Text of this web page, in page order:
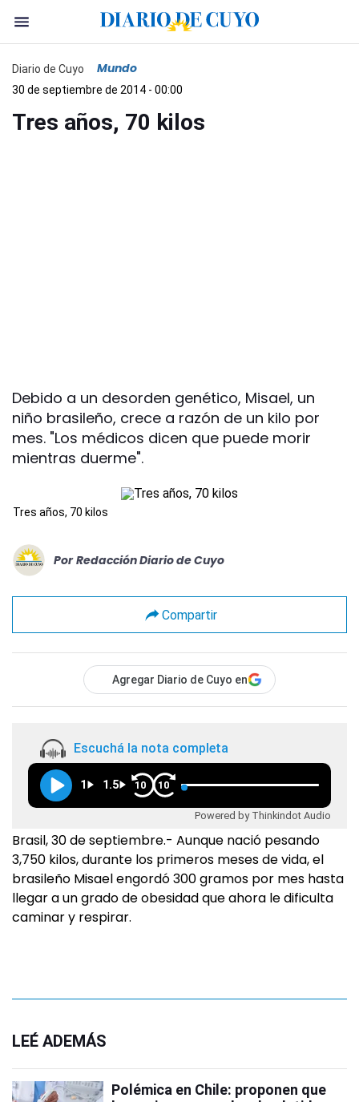
Diario de Cuyo Mundo
30 de septiembre de 2014 - 00:00
Tres años, 70 kilos
Debido a un desorden genético, Misael, un
niño brasileño, crece a razón de un kilo por
mes. "Los médicos dicen que puede morir
mientras duerme".
Tres años, 70 kilos
Por Redacción Diario de Cuyo
Compartir
Agregar Diario de Cuyo en
Escuchá la nota completa
1 1.5 10 10
Powered by Thinkindot Audio
Brasil, 30 de septiembre.- Aunque nació pesando
3,750 kilos, durante los primeros meses de vida, el
brasileño Misael engordó 300 gramos por mes hasta
llegar a un grado de obesidad que ahora le dificulta
caminar y respirar.
LEÉ ADEMÁS
Polémica en Chile: proponen que